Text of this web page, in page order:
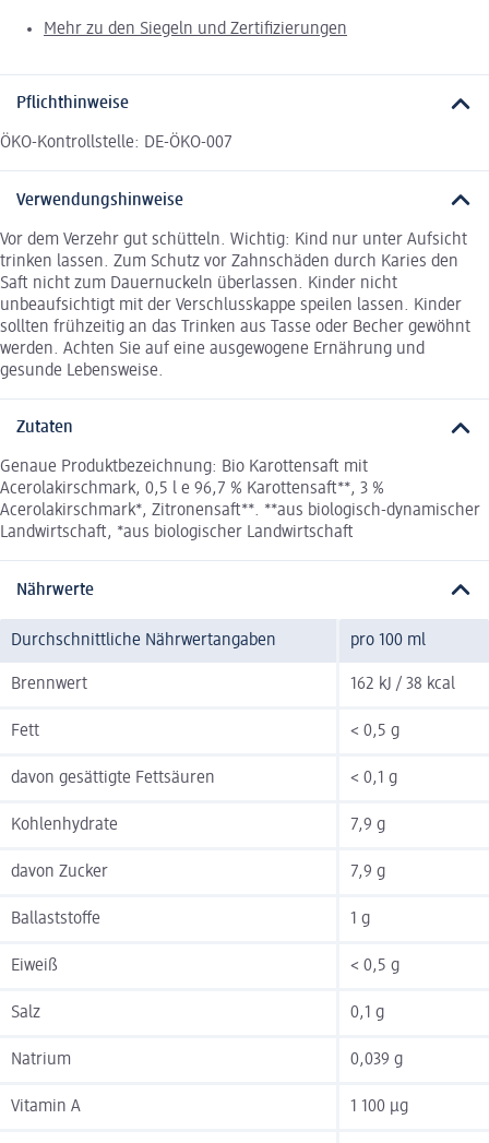
Mehr zu den Siegeln und Zertifizierungen
Pflichthinweise
ÖKO-Kontrollstelle: DE-ÖKO-007
Verwendungshinweise
Vor dem Verzehr gut schütteln. Wichtig: Kind nur unter Aufsicht
trinken lassen. Zum Schutz vor Zahnschäden durch Karies den
Saft nicht zum Dauernuckeln überlassen. Kinder nicht
unbeaufsichtigt mit der Verschlusskappe speilen lassen. Kinder
sollten frühzeitig an das Trinken aus Tasse oder Becher gewöhnt
werden. Achten Sie auf eine ausgewogene Ernährung und
gesunde Lebensweise.
Zutaten
Genaue Produktbezeichnung: Bio Karottensaft mit
Acerolakirschmark, 0,5 l e 96,7 % Karottensaft**, 3 %
Acerolakirschmark*, Zitronensaft**. **aus biologisch-dynamischer
Landwirtschaft, *aus biologischer Landwirtschaft
Nährwerte
Durchschnittliche Nährwertangaben pro 100 ml
Brennwert 162 kJ / 38 kcal
Fett < 0,5 g
davon gesättigte Fettsäuren < 0,1 g
Kohlenhydrate 7,9 g
davon Zucker 7,9 g
Ballaststoffe 1 g
Eiweiß < 0,5 g
Salz 0,1 g
Natrium 0,039 g
Vitamin A 1 100 µg